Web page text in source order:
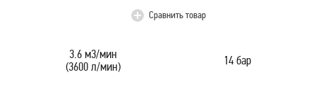
Сравнить товар
3.6 м3/мин
(3600 л/мин)
14 бар